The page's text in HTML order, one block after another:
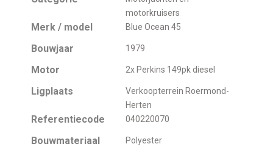
motorkruisers
Merk / model Blue Ocean 45
Bouwjaar 1979
Motor 2x Perkins 149pk diesel
Ligplaats
Verkoopterrein Roermond-
Herten
Referentiecode 040220070
Bouwmateriaal Polyester